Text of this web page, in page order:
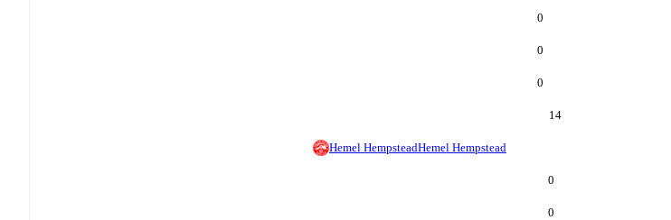
0
0
0
14
Hemel HempsteadHemel Hempstead
0
0